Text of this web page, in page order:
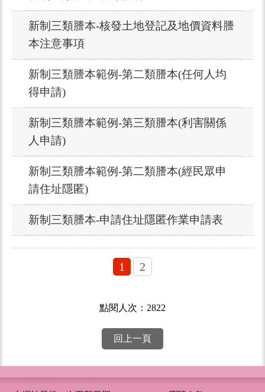
新制三類謄本-核發土地登記及地價資料謄
本注意事項
新制三類謄本範例-第二類謄本(任何人均
得申請)
新制三類謄本範例-第三類謄本(利害關係
人申請)
新制三類謄本範例-第二類謄本(經民眾申
請住址隱匿)
新制三類謄本-申請住址隱匿作業申請表
1 2
點閱人次：2822
回上一頁